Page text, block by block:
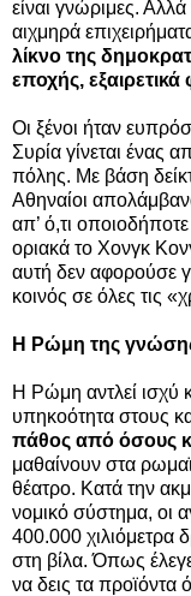
είναι γνώριμες.
αιχμηρά
λίκνο της
εποχής, εξαιρετικά
Οι ξένοι ήταν
Συρία γίνεται ένας
πόλης. Με βάση
Αθηναίοι
απ’ ό,τι
οριακά το Χονγκ
αυτή δεν αφορούσε
κοινός σε όλες τις
Η Ρώμη της
Η Ρώμη αντλεί ισχύ
υπηκοότητα στους
πάθος από όσους
μαθαίνουν στα
θέατρο. Κατά την
νομικό σύστημα, οι
400.000 χιλιόμετρα
στη βίλα. Όπως
να δεις τα προϊόντα